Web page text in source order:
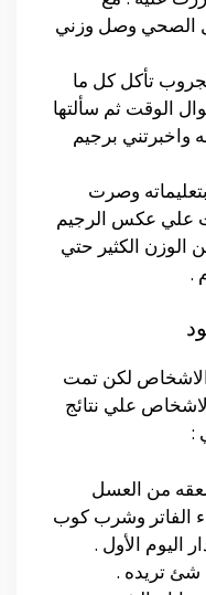
الصحي وصل وزني
تأكل كل ما
الوقت ثم سألتها
واخبرتني برجيم
وصرت
علي عكس الرجيم
الوزن الكثير حتي
الاشخاص لكن تمت
علي نتائج
:
من العسل
الفاتر وشرب كوب
اليوم الأول .
شئ تريده .